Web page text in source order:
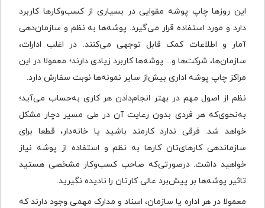
این روزها چاپ پوشه مقوایی در بسیاری از کسب‌وکارها کاربرد
دارد و مورد استفاده قرار می‌گیرد. پوشه‌ها به نظم و سازمان‌دهی
آمار و اطلاعات کمک قابل توجهی می‌کنند. در اغلب ادارات،
سازمان‌ها، شرکت‌ها و... پوشه‌ها کاربرد زیادی دارند؛ معمولا در این
مراکز چاپ پوشه اداری بیش‌از سایر نمونه‌ها نوبت سفارش دارد.
نظم از اصول مهم در بهتر انجام‌دادن هر کاری به‌حساب می‌آید؛
به‌نحوی‌که هر فردی بدون رعایت آن در طی مسیر دچار مشکل
خواهد شد. فرقی ندارد کارمند باشید یا خانه‌دار، قطعا برای
سازماندهی کارهای‌تان کارها به نظم و استفاده از پوشه نیاز
خواهید داشت. در‌صورتی‌که صاحب کسب‌وکار مشخصی هستید
تاثیر پوشه‌ها بر پیش‌برد عالی کارتان را نادیده نگیرید.
معمولا در هر اداره یا سازمان، اسناد و مدارک مهمی وجود دارند که